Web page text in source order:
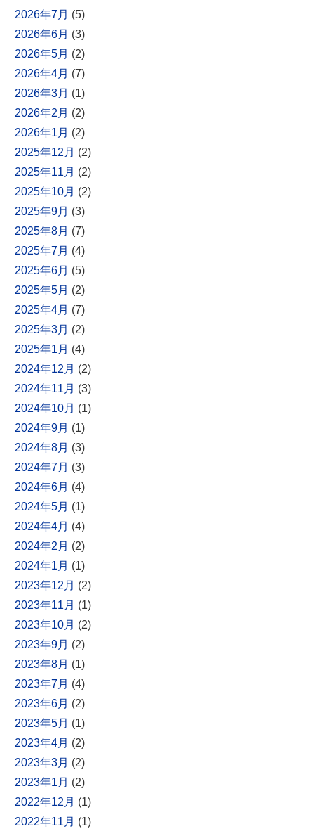
2026年7月 (5)
2026年6月 (3)
2026年5月 (2)
2026年4月 (7)
2026年3月 (1)
2026年2月 (2)
2026年1月 (2)
2025年12月 (2)
2025年11月 (2)
2025年10月 (2)
2025年9月 (3)
2025年8月 (7)
2025年7月 (4)
2025年6月 (5)
2025年5月 (2)
2025年4月 (7)
2025年3月 (2)
2025年1月 (4)
2024年12月 (2)
2024年11月 (3)
2024年10月 (1)
2024年9月 (1)
2024年8月 (3)
2024年7月 (3)
2024年6月 (4)
2024年5月 (1)
2024年4月 (4)
2024年2月 (2)
2024年1月 (1)
2023年12月 (2)
2023年11月 (1)
2023年10月 (2)
2023年9月 (2)
2023年8月 (1)
2023年7月 (4)
2023年6月 (2)
2023年5月 (1)
2023年4月 (2)
2023年3月 (2)
2023年1月 (2)
2022年12月 (1)
2022年11月 (1)